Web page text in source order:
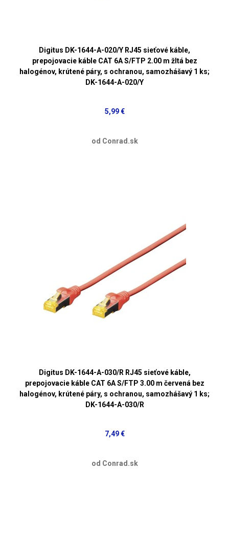
Digitus DK-1644-A-020/Y RJ45 sieťové káble,
prepojovacie káble CAT 6A S/FTP 2.00 m žltá bez
halogénov, krútené páry, s ochranou, samozhášavý 1 ks;
DK-1644-A-020/Y
5,99 €
od Conrad.sk
Digitus DK-1644-A-030/R RJ45 sieťové káble,
prepojovacie káble CAT 6A S/FTP 3.00 m červená bez
halogénov, krútené páry, s ochranou, samozhášavý 1 ks;
DK-1644-A-030/R
7,49 €
od Conrad.sk